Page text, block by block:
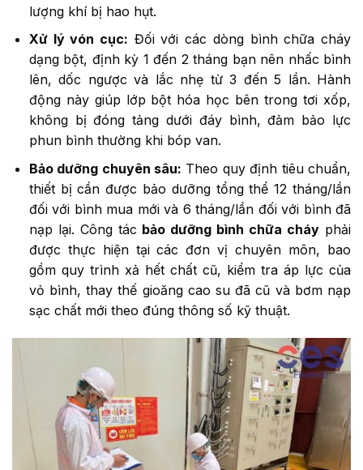
lượng khí bị hao hụt.
Xử lý vón cục: Đối với các dòng bình chữa cháy
dạng bột, định kỳ 1 đến 2 tháng bạn nên nhấc bình
lên, dốc ngược và lắc nhẹ từ 3 đến 5 lần. Hành
động này giúp lớp bột hóa học bên trong tơi xốp,
không bị đóng tảng dưới đáy bình, đảm bảo lực
phun bình thường khi bóp van.
Bảo dưỡng chuyên sâu: Theo quy định tiêu chuẩn,
thiết bị cần được bảo dưỡng tổng thể 12 tháng/lần
đối với bình mua mới và 6 tháng/lần đối với bình đã
nạp lại. Công tác bảo dưỡng bình chữa cháy phải
được thực hiện tại các đơn vị chuyên môn, bao
gồm quy trình xả hết chất cũ, kiểm tra áp lực của
vỏ bình, thay thế gioăng cao su đã cũ và bơm nạp
sạc chất mới theo đúng thông số kỹ thuật.